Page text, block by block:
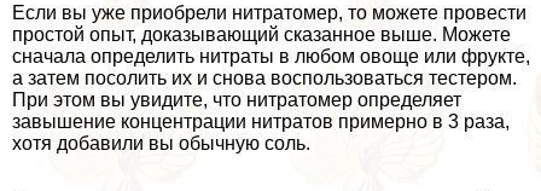
Если вы уже приобрели нитратомер, то можете провести
простой опыт, доказывающий сказанное выше. Можете
сначала определить нитраты в любом овоще или фрукте,
а затем посолить их и снова воспользоваться тестером.
При этом вы увидите, что нитратомер определяет
завышение концентрации нитратов примерно в 3 раза,
хотя добавили вы обычную соль.